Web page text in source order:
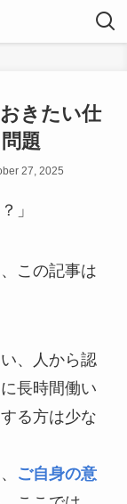
きたい仕
題
27, 2025
」
この記事は
、人から認
長時間働い
る方は少な
ご自身の意